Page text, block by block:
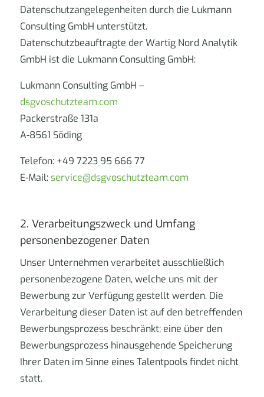
Datenschutzangelegenheiten durch die Lukmann
Consulting GmbH unterstützt.
Datenschutzbeauftragte der Wartig Nord Analytik
GmbH ist die Lukmann Consulting GmbH:
Lukmann Consulting GmbH –
dsgvoschutzteam.com
Packerstraße 131a
A-8561 Söding
Telefon: +49 7223 95 666 77
E-Mail:service@dsgvoschutzteam.com
2. Verarbeitungszweck und Umfang
personenbezogener Daten
Unser Unternehmen verarbeitet ausschließlich
personenbezogene Daten, welche uns mit der
Bewerbung zur Verfügung gestellt werden. Die
Verarbeitung dieser Daten ist auf den betreffenden
Bewerbungsprozess beschränkt; eine über den
Bewerbungsprozess hinausgehende Speicherung
Ihrer Daten im Sinne eines Talentpools findet nicht
statt.